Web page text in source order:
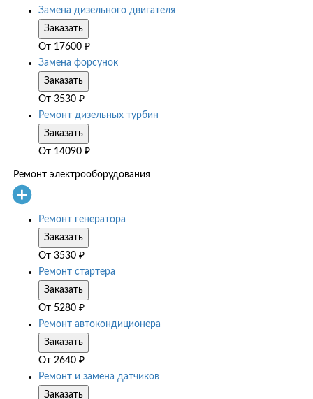
Замена дизельного двигателя
Заказать
От 17600 ₽
Замена форсунок
Заказать
От 3530 ₽
Ремонт дизельных турбин
Заказать
От 14090 ₽
Ремонт электрооборудования
Ремонт генератора
Заказать
От 3530 ₽
Ремонт стартера
Заказать
От 5280 ₽
Ремонт автокондиционера
Заказать
От 2640 ₽
Ремонт и замена датчиков
Заказать